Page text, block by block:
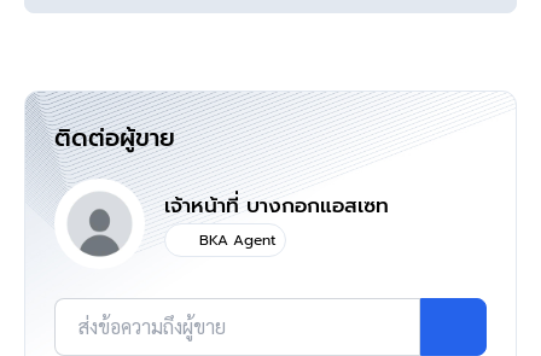
ติดต่อผู้ขาย
เจ้าหน้าที่ บางกอกแอสเซท
BKA Agent
ส่งข้อความถึงผู้ขาย